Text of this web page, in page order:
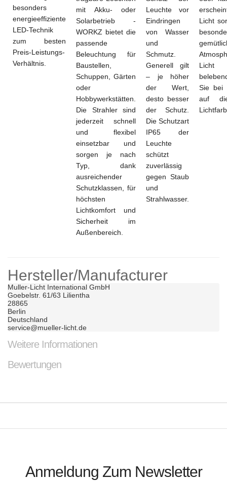
besonders
energieeffiziente
LED-Technik
zum besten
Preis-Leistungs-
Verhältnis.
mit Akku- oder
Solarbetrieb -
WORKZ bietet die
passende
Beleuchtung für
Baustellen,
Schuppen, Gärten
oder
Hobbywerkstätten.
Die Strahler sind
jederzeit schnell
und flexibel
einsetzbar und
sorgen je nach
Typ, dank
ausreichender
Schutzklassen, für
höchsten
Lichtkomfort und
Sicherheit im
Außenbereich.
Leuchte vor
Eindringen
von Wasser
und
Schmutz.
Generell gilt
– je höher
der Wert,
desto besser
der Schutz.
Die Schutzart
IP65 der
Leuchte
schützt
zuverlässig
gegen Staub
und
Strahlwasser.
Licht
Sie bei
auf
Hersteller/Manufacturer
Muller-Licht International GmbH
Goebelstr. 61/63 Lilientha
28865
Berlin
Deutschland
service@mueller-licht.de
Weitere Informationen
Bewertungen
Anmeldung Zum Newsletter